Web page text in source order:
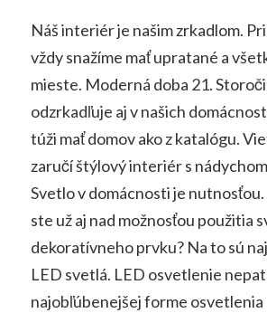
Náš interiér je našim zrkadlom.
vždy snažíme mať upratané a
mieste. Moderná doba 21.
odzrkadľuje aj v našich
túži mať domov ako z katalógu.
zaručí štýlový interiér s
Svetlo v domácnosti je nutnosťou.
ste už aj nad možnosťou použitia
dekoratívneho prvku? Na to sú
LED svetlá. LED osvetlenie
najobľúbenejšej forme osvetlenia